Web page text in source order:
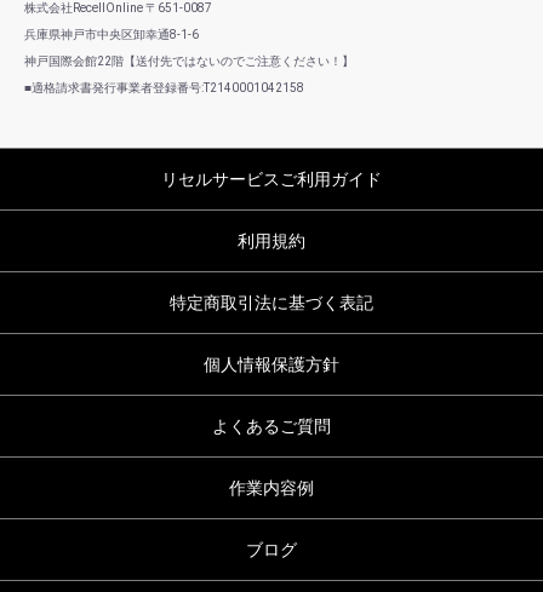
株式会社RecellOnline 〒651-0087
兵庫県神戸市中央区卸幸通8-1-6
神戸国際会館22階【送付先ではないのでご注意ください！】
■適格請求書発行事業者登録番号:T2140001042158
リセルサービスご利用ガイド
利用規約
特定商取引法に基づく表記
個人情報保護方針
よくあるご質問
作業内容例
ブログ